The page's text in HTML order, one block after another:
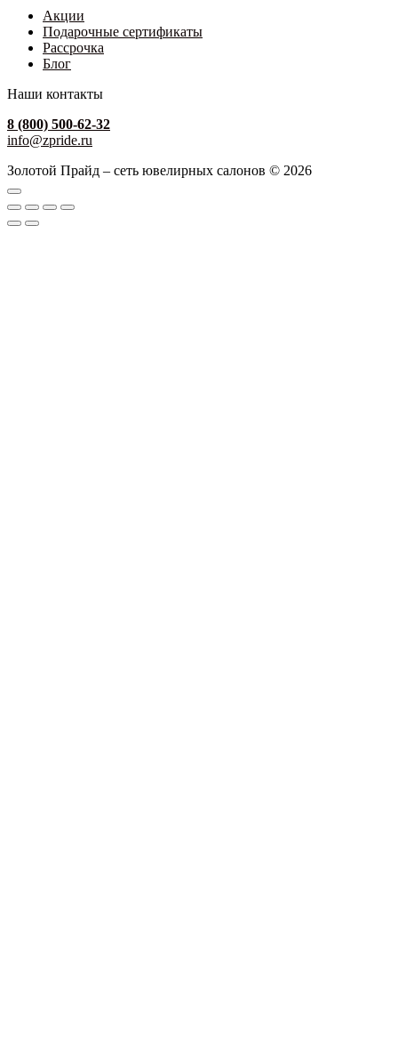
Акции
Подарочные сертификаты
Рассрочка
Блог
Наши контакты
8 (800) 500-62-32
info@zpride.ru
Золотой Прайд – сеть ювелирных салонов © 2026